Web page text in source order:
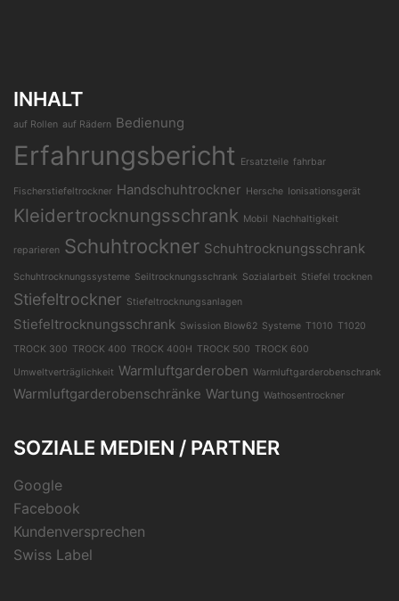
INHALT
auf Rollen auf Rädern Bedienung
Erfahrungsbericht Ersatzteile fahrbar
Fischerstiefeltrockner Handschuhtrockner Hersche Ionisationsgerät
Kleidertrocknungsschrank Mobil Nachhaltigkeit
reparieren Schuhtrockner Schuhtrocknungsschrank
Schuhtrocknungssysteme Seiltrocknungsschrank Sozialarbeit Stiefel trocknen
Stiefeltrockner Stiefeltrocknungsanlagen
Stiefeltrocknungsschrank Swission Blow62 Systeme T1010 T1020
TROCK 300 TROCK 400 TROCK 400H TROCK 500 TROCK 600
Umweltverträglichkeit Warmluftgarderoben Warmluftgarderobenschrank
Warmluftgarderobenschränke Wartung Wathosentrockner
SOZIALE MEDIEN / PARTNER
Google
Facebook
Kundenversprechen
Swiss Label